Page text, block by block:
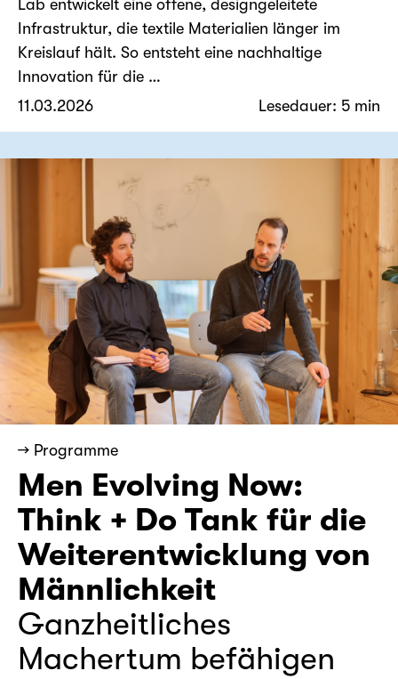
Lab entwickelt eine offene, designgeleitete
Infrastruktur, die textile Materialien länger im
Kreislauf hält. So entsteht eine nachhaltige
Innovation für die …
11.03.2026
Lesedauer: 5 min
→ Programme
Men Evolving Now:
Think + Do Tank für die
Weiterentwicklung von
Männlichkeit
Ganzheitliches
Machertum befähigen